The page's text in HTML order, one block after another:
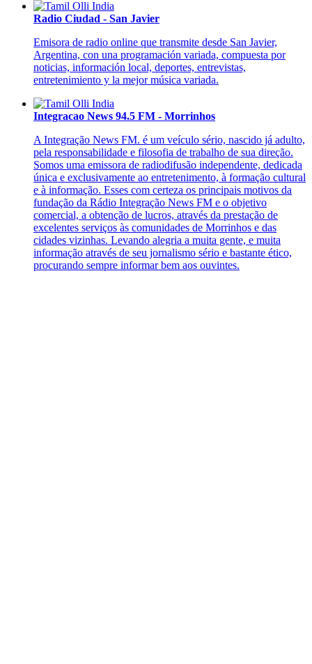
Radio Ciudad - San Javier
Emisora de radio online que transmite desde San Javier,
Argentina, con una programación variada, compuesta por
noticias, información local, deportes, entrevistas,
entretenimiento y la mejor música variada.
Integracao News 94.5 FM - Morrinhos
A Integração News FM. é um veículo sério, nascido já adulto,
pela responsabilidade e filosofia de trabalho de sua direção.
Somos uma emissora de radiodifusão independente, dedicada
única e exclusivamente ao entretenimento, à formação cultural
e à informação. Esses com certeza os principais motivos da
fundação da Rádio Integração News FM e o objetivo
comercial, a obtenção de lucros, através da prestação de
excelentes serviços às comunidades de Morrinhos e das
cidades vizinhas. Levando alegria a muita gente, e muita
informação através de seu jornalismo sério e bastante ético,
procurando sempre informar bem aos ouvintes.